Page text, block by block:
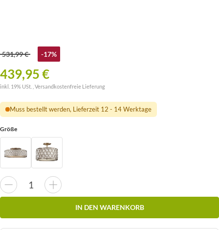
531,99 € -17%
439,95 €
inkl. 19% USt. , Versandkostenfreie Lieferung
Muss bestellt werden, Lieferzeit 12 - 14 Werktage
Größe
IN DEN WARENKORB